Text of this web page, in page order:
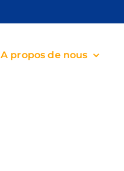
A propos de nous